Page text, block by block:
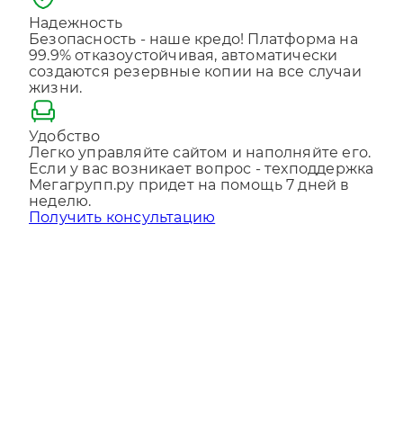
Надежность
Безопасность - наше кредо! Платформа на
99.9% отказоустойчивая, автоматически
создаются резервные копии на все случаи
жизни.
Удобство
Легко управляйте сайтом и наполняйте его.
Если у вас возникает вопрос - техподдержка
Мегагрупп.ру придет на помощь 7 дней в
неделю.
Отправляя форму, Вы принимаете
конфиденциальности